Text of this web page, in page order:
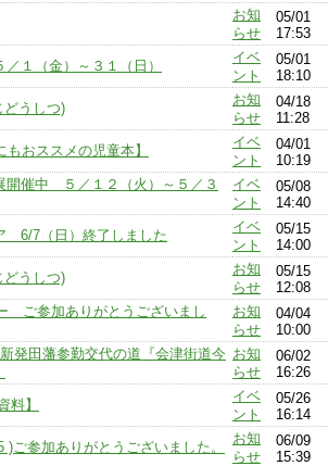
お知
らせ
05/01
17:53
１（金）～３１（日）
イベ
ント
05/01
18:10
どうしつ)
お知
らせ
04/18
11:28
おススメの児童本】
イベ
ント
04/01
10:19
開催中 ５／１２（火）～５／３
イベ
ント
05/08
14:40
6/7（日）終了しました
イベ
ント
05/15
14:00
どうしつ)
お知
らせ
05/15
12:08
ご参加ありがとうございまし
お知
らせ
04/04
10:00
発田藩参勤交代の道『会津街道今 お知
らせ
06/02
16:26
料】
イベ
ント
05/26
16:14
ご参加ありがとうございました。
お知
らせ
06/09
15:39